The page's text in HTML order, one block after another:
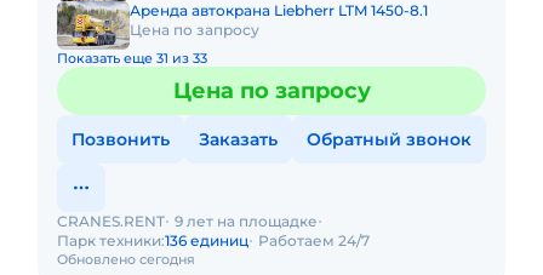
Аренда автокрана Liebherr LTM 1450-8.1
Цена по запросу
Показать еще 31 из 33
Цена по запросу
Позвонить Заказать Обратный звонок
Обновлено сегодня
CRANES.RENT 9 лет на площадке
Парк техники:136 единиц Работаем 24/7